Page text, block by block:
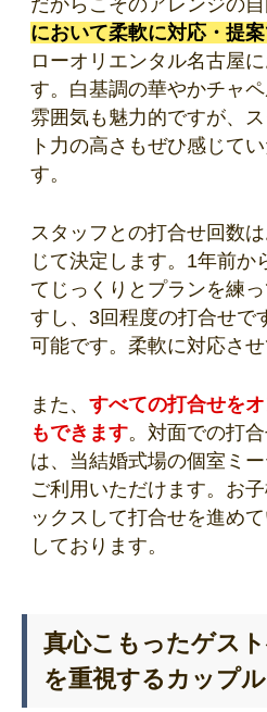
において柔軟に対応・提
ローオリエンタル名古屋
す。白基調の華やかチャ
雰囲気も魅力的ですが、
ト力の高さもぜひ感じて
す。
スタッフとの打合せ回数
じて決定します。1年前か
てじっくりとプランを練
すし、3回程度の打合せで
可能です。柔軟に対応させ
また、 すべての打合せを
もできます。対面での打
は、当結婚式場の個室ミ
ご利用いただけます。お
ックスして打合せを進め
しております。
真心こもったゲス
を重視するカップ